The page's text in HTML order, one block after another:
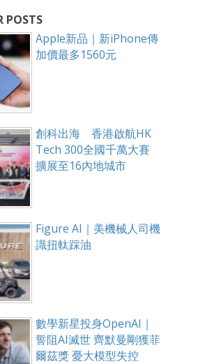
POSTS
Apple新品｜新iPhone傳
加價最多1560元
創科出海 香港啟航HK
Tech 300全國千萬大賽
擴展至16內地城市
Figure AI｜美機械人司機
識扭軚踩油
數學新星投身OpenAI｜
誓阻AI滅世 齊默曼剛獲菲
爾茲獎 憂大模型失控